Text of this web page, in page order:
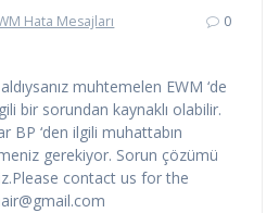
Hata Mesajları
0
muhtemelen EWM ‘de
bir sorundan kaynaklı olabilir.
BP ‘den ilgili muhattabın
gerekiyor. Sorun çözümü
contact us for the